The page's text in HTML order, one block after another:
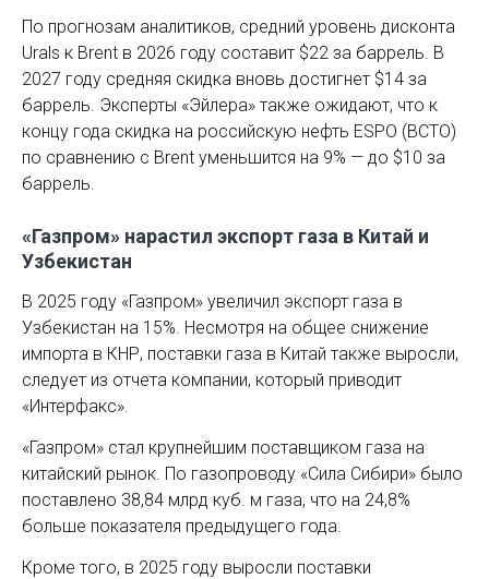
По прогнозам аналитиков, средний уровень дисконта
Urals к Brent в 2026 году составит $22 за баррель. В
2027 году средняя скидка вновь достигнет $14 за
баррель. Эксперты «Эйлера» также ожидают, что к
концу года скидка на российскую нефть ESPO (ВСТО)
по сравнению с Brent уменьшится на 9% — до $10 за
баррель.
«Газпром» нарастил экспорт газа в Китай и
Узбекистан
В 2025 году «Газпром» увеличил экспорт газа в
Узбекистан на 15%. Несмотря на общее снижение
импорта в КНР, поставки газа в Китай также выросли,
следует из отчета компании, который приводит
«Интерфакс».
«Газпром» стал крупнейшим поставщиком газа на
китайский рынок. По газопроводу «Сила Сибири» было
поставлено 38,84 млрд куб. м газа, что на 24,8%
больше показателя предыдущего года.
Кроме того, в 2025 году выросли поставки